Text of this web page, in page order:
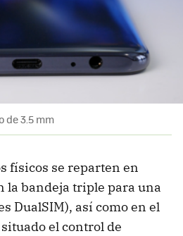
de 3.5 mm
físicos se reparten en
la bandeja triple para una
DualSIM), así como en el
el control de